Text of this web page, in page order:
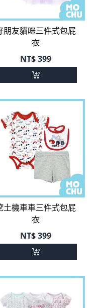
好朋友貓咪三件式包屁
衣
NT$399
挖土機車車三件式包屁
衣
NT$399